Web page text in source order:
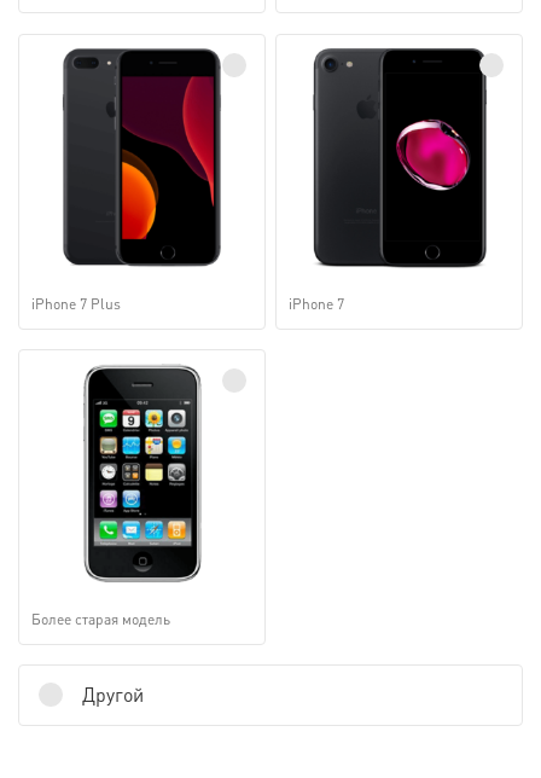
iPhone 7 Plus iPhone 7
Более старая модель
Другой